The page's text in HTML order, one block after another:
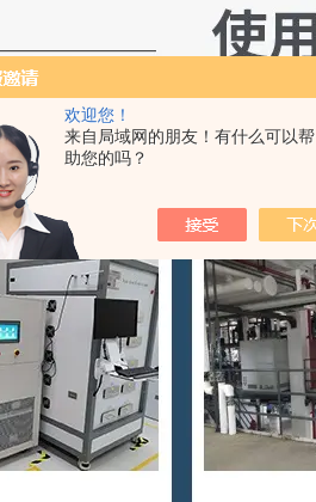
欢迎您！
来自局域网的朋友！有什么可以帮
助您的吗？